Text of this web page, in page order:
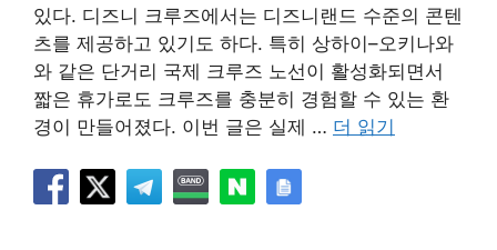
있다. 디즈니 크루즈에서는 디즈니랜드 수준의 콘텐
츠를 제공하고 있기도 하다. 특히 상하이–오키나와
와 같은 단거리 국제 크루즈 노선이 활성화되면서
짧은 휴가로도 크루즈를 충분히 경험할 수 있는 환
경이 만들어졌다. 이번 글은 실제 … 더 읽기